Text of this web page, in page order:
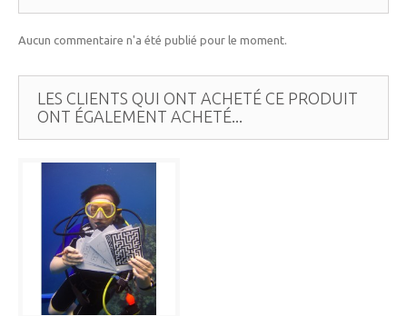
Aucun commentaire n'a été publié pour le moment.
LES CLIENTS QUI ONT ACHETÉ CE PRODUIT
ONT ÉGALEMENT ACHETÉ...